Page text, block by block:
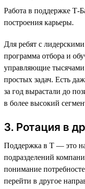
Работа в поддержке Т-
построения карьеры.
Для ребят с
программа отбора и
управляющие тысячами
простых задач. Есть
за год вырастали до
в более высокий
3. Ротация в
Поддержка в Т — это
подразделений
понимание
перейти в другое